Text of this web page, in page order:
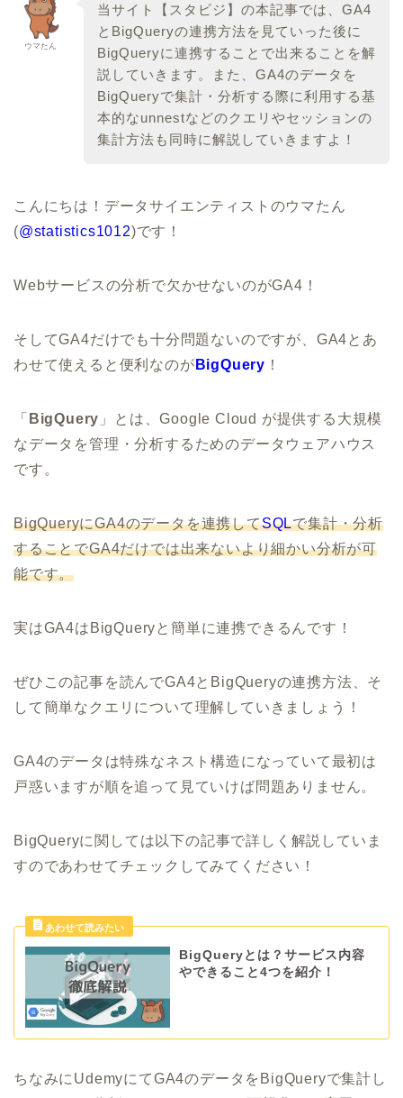
ウマたん
当サイト【スタビジ】の本記事では、GA4
とBigQueryの連携方法を見ていった後に
BigQueryに連携することで出来ることを解
説していきます。また、GA4のデータを
BigQueryで集計・分析する際に利用する基
本的なunnestなどのクエリやセッションの
集計方法も同時に解説していきますよ！
こんにちは！データサイエンティストのウマたん
(@statistics1012)です！
Webサービスの分析で欠かせないのがGA4！
そしてGA4だけでも十分問題ないのですが、GA4とあ
わせて使えると便利なのが BigQuery ！
「 BigQuery 」とは、Google Cloud が提供する大規模
なデータを管理・分析するためのデータウェアハウス
です。
BigQueryにGA4のデータを連携してSQLで集計・分析
することでGA4だけでは出来ないより細かい分析が可
能です。
実はGA4はBigQueryと簡単に連携できるんです！
ぜひこの記事を読んでGA4とBigQueryの連携方法、そ
して簡単なクエリについて理解していきましょう！
GA4のデータは特殊なネスト構造になっていて最初は
戸惑いますが順を追って見ていけば問題ありません。
BigQueryに関しては以下の記事で詳しく解説していま
すのであわせてチェックしてみてください！
BigQueryとは？サービス内容
やできること4つを紹介！
ちなみにUdemyにてGA4のデータをBigQueryで集計し